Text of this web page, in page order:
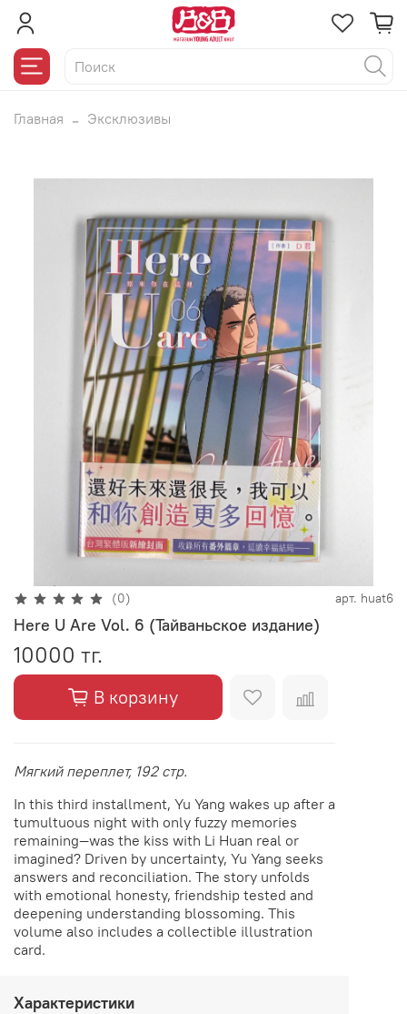
Главная Эксклюзивы
(0) арт. huat6
Here U Are Vol. 6 (Тайваньское издание)
10000 тг.
В корзину
Мягкий переплет, 192 стр.
In this third installment, Yu Yang wakes up after a
tumultuous night with only fuzzy memories
remaining—was the kiss with Li Huan real or
imagined? Driven by uncertainty, Yu Yang seeks
answers and reconciliation. The story unfolds
with emotional honesty, friendship tested and
deepening understanding blossoming. This
volume also includes a collectible illustration
card.
Характеристики